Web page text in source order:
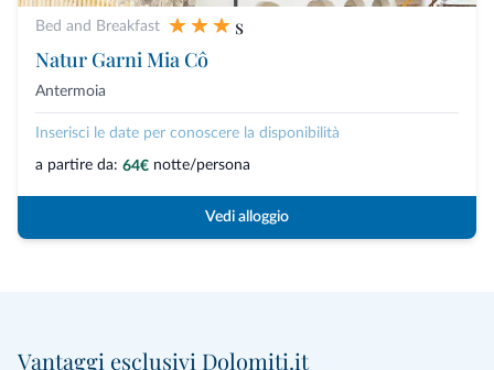
Bed and Breakfast
s
Natur Garni Mia Cô
Antermoia
Inserisci le date per conoscere la disponibilità
a partire da: 64€ notte/persona
Vedi alloggio
Vantaggi esclusivi Dolomiti.it